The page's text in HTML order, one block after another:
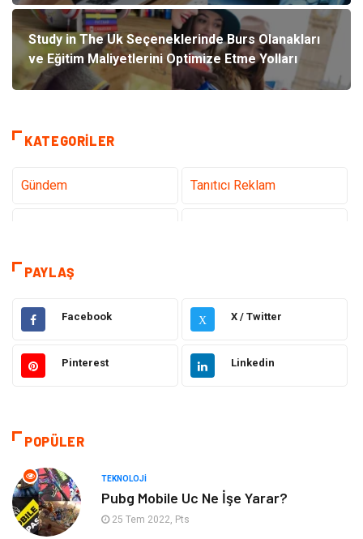
Study in The Uk Seçeneklerinde Burs Olanakları
ve Eğitim Maliyetlerini Optimize Etme Yolları
KATEGORILER
Gündem Tanıtıcı Reklam
Dekorasyon
Eğitim Hukuk
Ulaşım ve Taşımacılık Yapı İnşaat
Tekstil
Bilgisayar ve Yazılım
Alışveriş
PAYLAŞ
Facebook X X / Twitter
Pinterest Linkedin
POPÜLER
TEKNOLOJI
Pubg Mobile Uc Ne İşe Yarar?
25 Tem 2022, Pts